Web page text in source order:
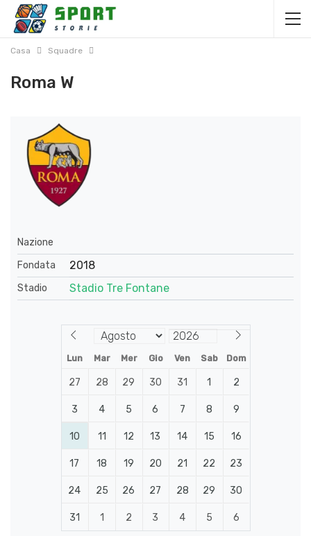
Casa Squadre
Roma W
Nazione
Fondata
2018
Stadio Stadio Tre Fontane
Lun Mar Mer Gio Ven Sab Dom
27 28 29 30 31 1 2
3 4 5 6 7 8 9
10 11 12 13 14 15 16
17 18 19 20 21 22 23
24 25 26 27 28 29 30
31 1 2 3 4 5 6